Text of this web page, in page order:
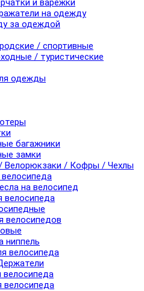
и варежки
на одежду
за одеждой
/ спортивные
/ туристические
одежды
багажники
замки
Велорюкзаки / Кофры / Чехлы
на велосипед
велосипеда
велосипедов
ниппель
велосипеда